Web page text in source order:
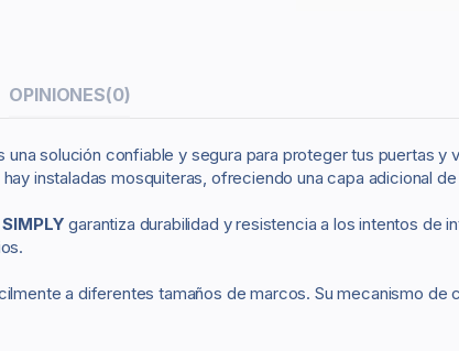
OPINIONES(0)
una solución confiable y segura para proteger tus puertas y
instaladas mosquiteras, ofreciendo una capa adicional
garantiza durabilidad y resistencia a los intentos de
a diferentes tamaños de marcos. Su mecanismo